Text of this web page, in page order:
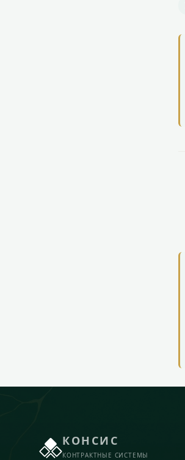
КОНСИС
КОНТРАКТНЫЕ СИСТЕМЫ